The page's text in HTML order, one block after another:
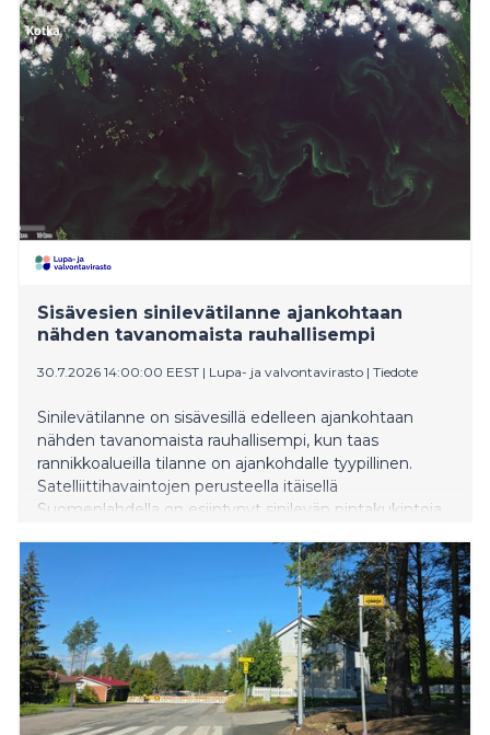
Sukelluslääketieteen keskus. Kahden viikon aikana
Ilmarisen tankeista saatiin talteen noin 60 000 litraa
öljyä, mutta kokonaan hylkyä ei vielä saatu
tyhjennettyä. Kovan aallokon takia työ jouduttiin välillä
keskeyttämään.
Sisävesien sinilevätilanne ajankohtaan
nähden tavanomaista rauhallisempi
30.7.2026 14:00:00 EEST | Lupa- ja valvontavirasto | Tiedote
Sinilevätilanne on sisävesillä edelleen ajankohtaan
nähden tavanomaista rauhallisempi, kun taas
rannikkoalueilla tilanne on ajankohdalle tyypillinen.
Satelliittihavaintojen perusteella itäisellä
Suomenlahdella on esiintynyt sinilevän pintakukintoja.